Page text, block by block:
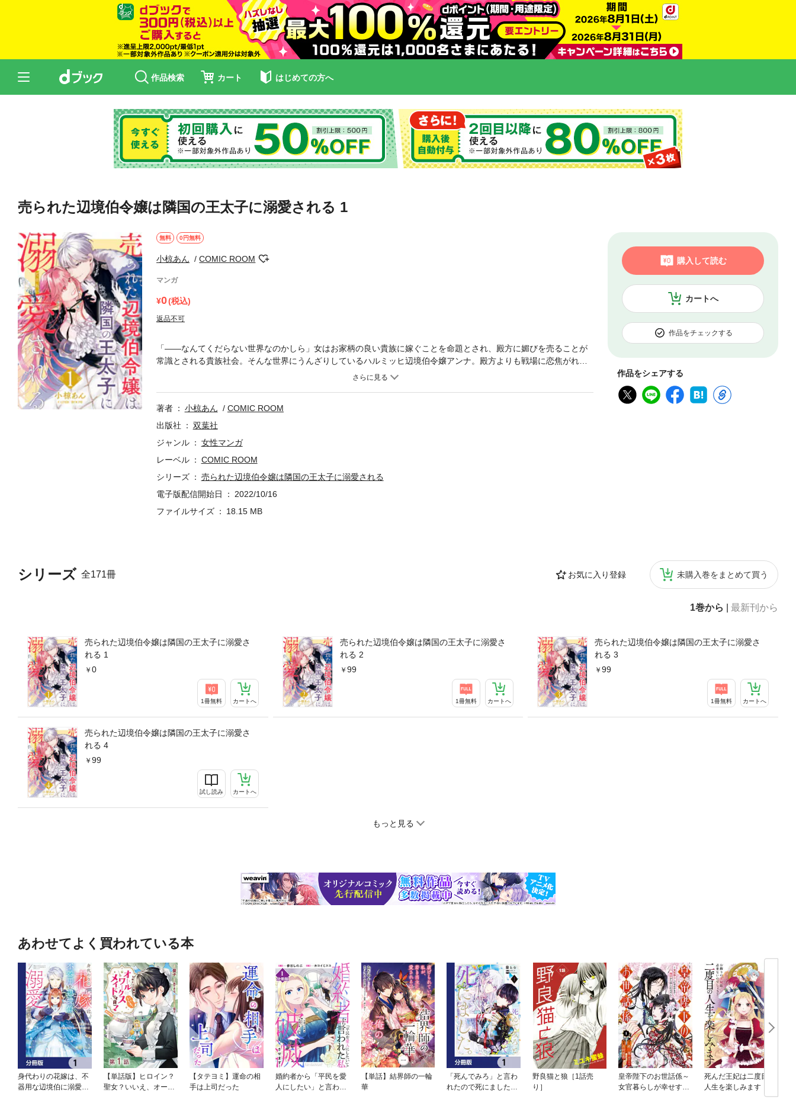
作品検索 カート はじめての方へ
売られた辺境伯令嬢は隣国の王太子に溺愛される 1
無料 0円無料
小椋あん COMIC ROOM
マンガ
0(税込)
返品不可
カートへ
購入して読む
作品をチェックする
作品をシェアする
シリーズ 全171冊 お気に入り登録 未購入巻をまとめて買う
1巻から 最新刊から
売られた辺境伯令嬢は隣国の王太子に溺愛さ
れる 1
0
1冊無料 カートへ
売られた辺境伯令嬢は隣国の王太子に溺愛さ
れる 2
99
1冊無料 カートへ
売られた辺境伯令嬢は隣国の王太子に溺愛さ
れる 3
99
1冊無料 カートへ
売られた辺境伯令嬢は隣国の王太子に溺愛さ
れる 4
99
試し読み カートへ
もっと見る
「――なんてくだらない世界なのかしら」女はお家柄の良い貴族に嫁ぐことを命題とされ、殿方に媚びを売ることが
常識とされる貴族社会。そんな世界にうんざりしているハルミッヒ辺境伯令嬢アンナ。殿方よりも戦場に恋焦がれて
しまう彼女は、父と共に戦場へ出ることを夢見ていた。しかしある日、隣国のアルビオン王国の侵攻を受け、出陣し
著者
小椋あん
COMIC ROOM
出版社
双葉社
ジャンル
女性マンガ
レーベル
COMIC ROOM
シリーズ
売られた辺境伯令嬢は隣国の王太子に溺愛される
電子版配信開始日
2022/10/16
ファイルサイズ
18.15 MB
あわせてよく買われている本
身代わりの花嫁は、不
器用な辺境伯に溺愛さ
【単話版】ヒロイン？
聖女？いいえ、オール
【タテヨミ】運命の相
手は上司だった
婚約者から「平民を愛
人にしたい」と言われ
【単話】結界師の一輪
華
「死んでみろ」と言わ
れたので死にました。
野良猫と狼［1話売
り］
皇帝陛下のお世話係～
女官暮らしが幸せすぎ
死んだ王妃は二度目の
人生を楽しみます ー
お飾りの王妃は必要な